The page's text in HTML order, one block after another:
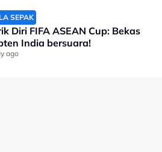
SEPAK
Diri FIFA ASEAN Cup: Bekas
India bersuara!
ago